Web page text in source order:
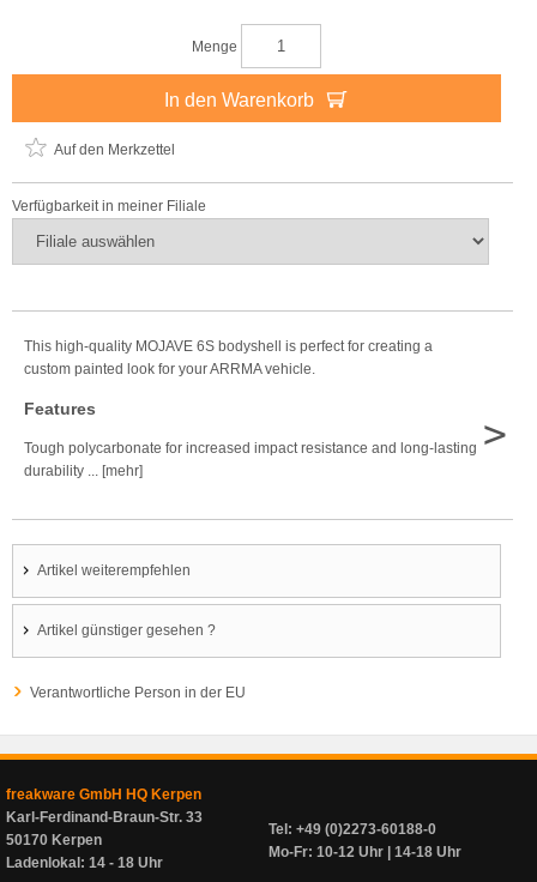
Menge
In den Warenkorb
Auf den Merkzettel
Verfügbarkeit in meiner Filiale
This high-quality MOJAVE 6S bodyshell is perfect for creating a
custom painted look for your ARRMA vehicle.
Features
Tough polycarbonate for increased impact resistance and long-lasting
durability ... [mehr]
>
Artikel weiterempfehlen
Artikel günstiger gesehen ?
Verantwortliche Person in der EU
freakware GmbH HQ Kerpen
Karl-Ferdinand-Braun-Str. 33
50170 Kerpen
Ladenlokal: 14 - 18 Uhr
Tel: +49 (0)2273-60188-0
Mo-Fr: 10-12 Uhr | 14-18 Uhr